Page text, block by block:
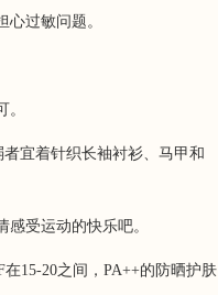
过敏问题。
宜着针织长袖衬衫、马甲和
受运动的快乐吧。
15-20之间，PA++的防晒护肤